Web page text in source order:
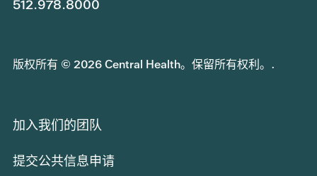
512.978.8000
版权所有 © 2026 Central Health。保留所有权利。.
加入我们的团队
提交公共信息申请